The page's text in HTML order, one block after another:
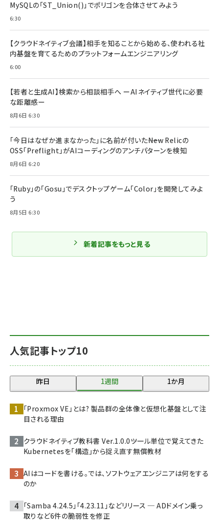
人気記事トップ10
昨日 1週間 1か月
「Proxmox VE」とは? 製品群の全体像と仮想化基盤として注
目される理由
クラウドネイティブ教科書 Ver.1.0.0――ツール単位で覚えてきた
Kubernetesを「構造」から捉え直す無償教材
AIはコードを書ける。では、ソフトウェアエンジニアは何をする
のか
「Samba 4.24.5」「4.23.11」などリリース ─ ADドメイン乗っ
取りなど6件の脆弱性を修正
MySQLの「ST_Union()」でポリゴンを合体させてみよう
6:30
【クラウドネイティブ会議】相手を知ることから始める、使われる社
内基盤を育てるためのプラットフォームエンジニアリング
6:00
【若者と生成AI】検索から相談相手へ ーAIネイティブ世代に必要
な距離感ー
8月6日 6:30
「今日はなぜか進まなかった」に名前が付いた――New Relicの
OSS「Preflight」がAIコーディングのアンチパターンを検知
8月6日 6:20
「Ruby」の「Gosu」でデスクトップゲーム「Color」を開発してみよ
う
8月5日 6:30
新着記事をもっと見る